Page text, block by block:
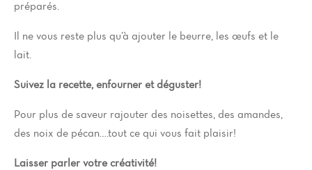
préparés.
Il ne vous reste plus qu’à ajouter le beurre, les œufs et le
lait.
Suivez la recette, enfourner et déguster!
Pour plus de saveur rajouter des noisettes, des amandes,
des noix de pécan….tout ce qui vous fait plaisir!
Laisser parler votre créativité!